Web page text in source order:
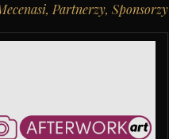
Partnerzy, Sponsorzy